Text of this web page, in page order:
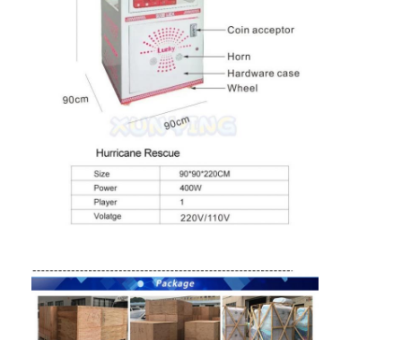
Bizim Hakkımızda
Kalite Kontrolü
Bizimle İletişim